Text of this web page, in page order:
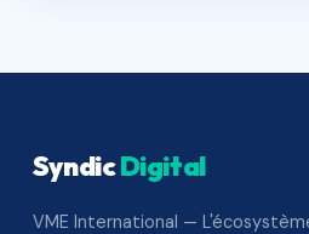
SyndicDigital
VME International —